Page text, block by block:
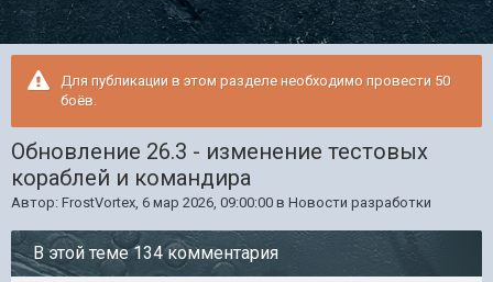
Для публикации в этом разделе необходимо провести 50
боёв.
Обновление 26.3 - изменение тестовых
кораблей и командира
Автор: FrostVortex, 6 мар 2026, 09:00:00 в Новости разработки
В этой теме 134 комментария